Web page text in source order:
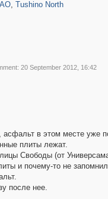
, Tushino North
20 September 2012, 16:42
в этом месте уже
плиты лежат.
Свободы (от
и почему-то не
после нее.